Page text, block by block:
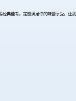
典佳肴，定能满足你的味蕾享受。